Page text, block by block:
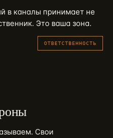
в каналы принимает не
Это ваша зона.
ОТВЕТСТВЕННОСТЬ
Свои